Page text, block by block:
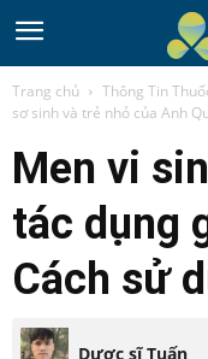
Trang chủ Thông Tin
sơ sinh và trẻ nhỏ của Anh
Men vi
tác dụng
Cách sử
Dược sĩ Tuấn